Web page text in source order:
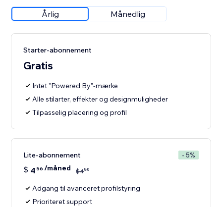
Årlig Månedlig
Starter-abonnement
Gratis
Intet "Powered By"-mærke
Alle stilarter, effekter og designmuligheder
Tilpasselig placering og profil
Lite-abonnement - 5%
$ 4 56 /måned $480
Adgang til avanceret profilstyring
Prioriteret support